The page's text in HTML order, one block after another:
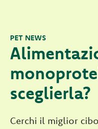
PET NEWS
sceglierla?
Cerchi il miglior